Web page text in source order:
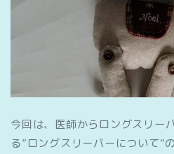
今回は、医師からロングスリー
る”ロングスリーパーについて”